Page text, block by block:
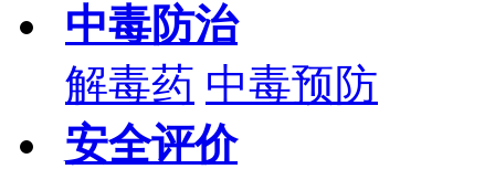
中毒防治
解毒药 中毒预防
安全评价